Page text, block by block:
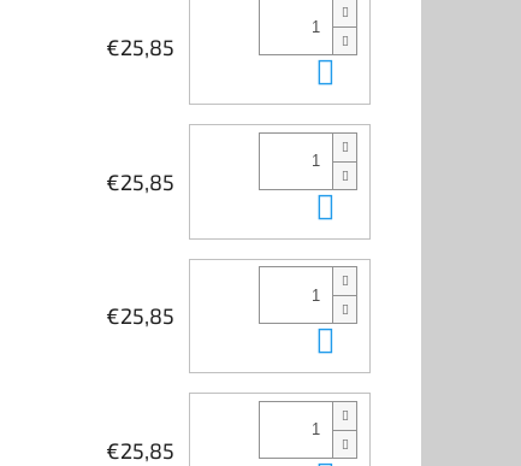
€25,85
€25,85
€25,85
€25,85